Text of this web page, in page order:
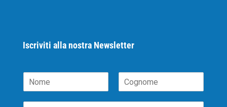
Iscriviti alla nostra Newsletter
o
o